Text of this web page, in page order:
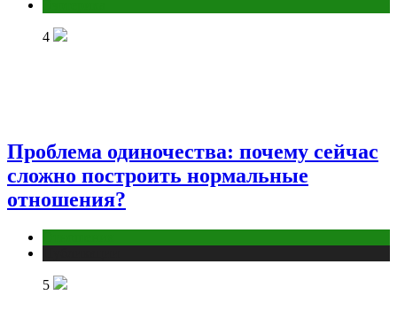
4
Проблема одиночества: почему сейчас
сложно построить нормальные
отношения?
5